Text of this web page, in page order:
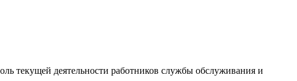
текущей деятельности работников службы обслуживания и